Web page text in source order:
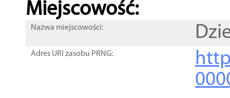
Miejscowość:
Nazwa miejscowości:
Adres URI zasobu PRNG: